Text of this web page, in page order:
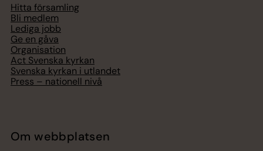
Hitta församling
Bli medlem
Lediga jobb
Ge en gåva
Organisation
Act Svenska kyrkan
Svenska kyrkan i utlandet
Press – nationell nivå
Om webbplatsen